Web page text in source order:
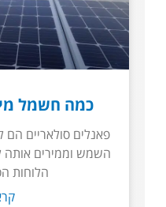
כמה חשמל
פאנלים סולאריים הם
השמש וממירים
הלוחות